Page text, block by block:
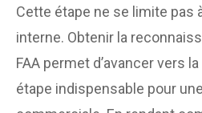
Cette étape ne se limite pas
interne. Obtenir la
FAA permet d’avancer vers
étape indispensable pour